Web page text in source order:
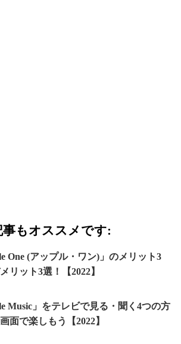
もオススメです:
One (アップル・ワン)」のメリット3
リット3選！【2022】
Music」をテレビで見る・聞く4つの方
面で楽しもう【2022】